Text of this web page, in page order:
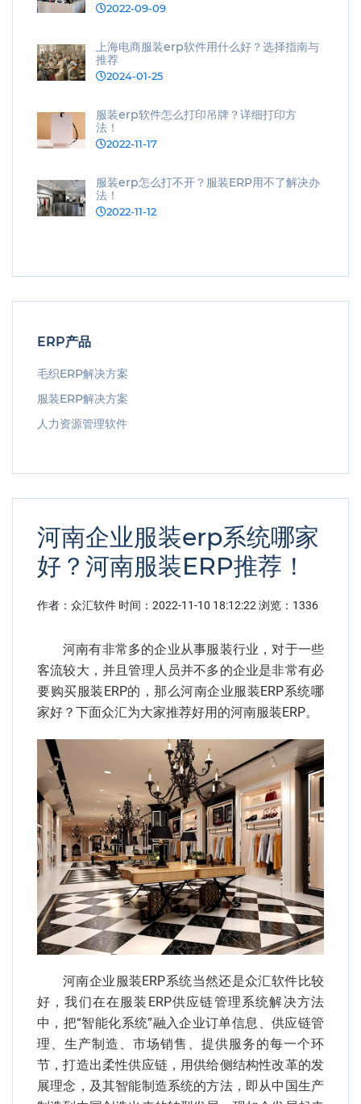
2022-09-09
上海电商服装erp软件用什么好？选择指南与
推荐
2024-01-25
服装erp软件怎么打印吊牌？详细打印方
法！
2022-11-17
服装erp怎么打不开？服装ERP用不了解决办
法！
2022-11-12
ERP产品
毛织ERP解决方案
服装ERP解决方案
人力资源管理软件
河南企业服装erp系统哪家
好？河南服装ERP推荐！
作者：众汇软件 时间： 2022-11-10 18:12:22 浏览：1336
河南有非常多的企业从事服装行业，对于一些
客流较大，并且管理人员并不多的企业是非常有必
要购买服装ERP的，那么河南企业服装ERP系统哪
家好？下面众汇为大家推荐好用的河南服装ERP。
河南企业服装ERP系统当然还是众汇软件比较
好，我们在在服装ERP供应链管理系统解决方法
中，把“智能化系统”融入企业订单信息、供应链管
理、生产制造、市场销售、提供服务的每一个环
节，打造出柔性供应链，用供给侧结构性改革的发
展理念，及其智能制造系统的方法，即从中国生产